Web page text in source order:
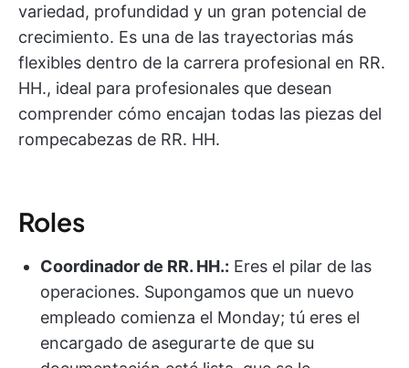
variedad, profundidad y un gran potencial de
crecimiento. Es una de las trayectorias más
flexibles dentro de la carrera profesional en RR.
HH., ideal para profesionales que desean
comprender cómo encajan todas las piezas del
rompecabezas de RR. HH.
Roles
Coordinador de RR. HH.: Eres el pilar de las
operaciones. Supongamos que un nuevo
empleado comienza el Monday; tú eres el
encargado de asegurarte de que su